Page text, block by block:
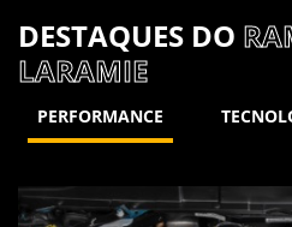
DESTAQUES DO
LARAMIE
PERFORMANCE